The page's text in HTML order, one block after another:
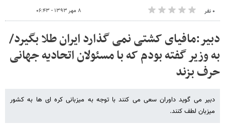
۰ نفر ۸ مهر ۱۳۹۳ - ۰۶:۴۳
دبیر:مافیای کشتی نمی گذارد ایران طلا بگیرد/
به وزیر گفته بودم که با مسئولان اتحادیه جهانی
حرف بزند
دبیر می گوید داوران سعی می کنند با توجه به میزبانی کره ای ها به کشور
میزبان لطف کنند.